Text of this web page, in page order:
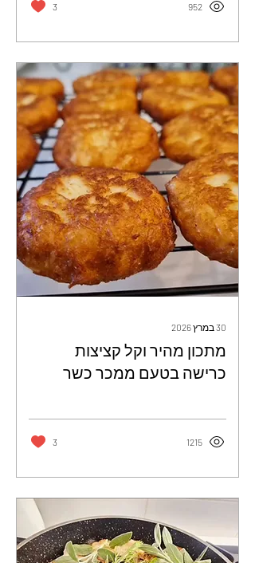
952
3
30 במרץ 2026
מתכון מהיר וקל קציצות
כרישה בטעם ממכר כשר
במטבח
1215
3